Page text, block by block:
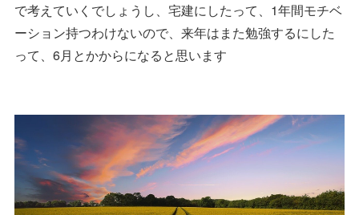
で考えていくでしょうし、宅建にしたって、1年間モチベ
ーション持つわけないので、来年はまた勉強するにした
って、6月とかからになると思います